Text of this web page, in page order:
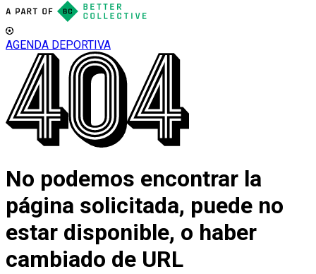
AGENDA DEPORTIVA
No podemos encontrar la
página solicitada, puede no
estar disponible, o haber
cambiado de URL